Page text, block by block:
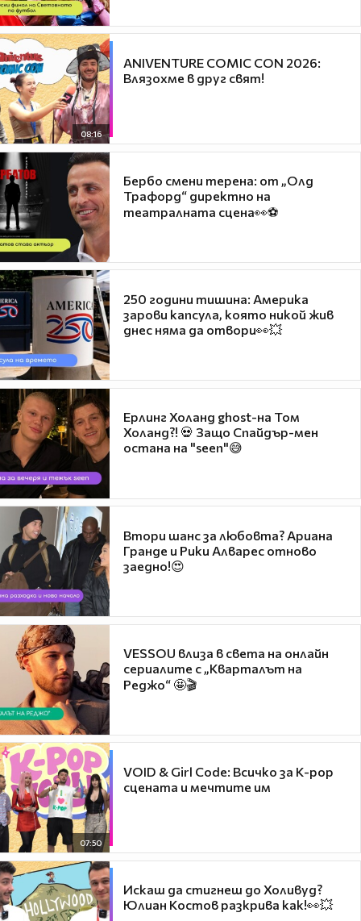
08:16
ANIVENTURE COMIC CON 2026:
Влязохме в друг свят!
Бербо смени терена: от „Олд
Трафорд“ директно на
театралната сцена👀⚽
250 години тишина: Америка
зарови капсула, която никой жив
днес няма да отвори👀💥
Ерлинг Холанд ghost-на Том
Холанд?! 💀 Защо Спайдър-мен
остана на "seen"😅
Втори шанс за любовта? Ариана
Гранде и Рики Алварес отново
заедно!😍
VESSOU влиза в света на онлайн
сериалите с „Кварталът на
Реджо“ 🤩🎬
07:50
VOID & Girl Code: Всичко за K-pop
сцената и мечтите им
Искаш да стигнеш до Холивуд?
Юлиан Костов разкрива как!👀💥